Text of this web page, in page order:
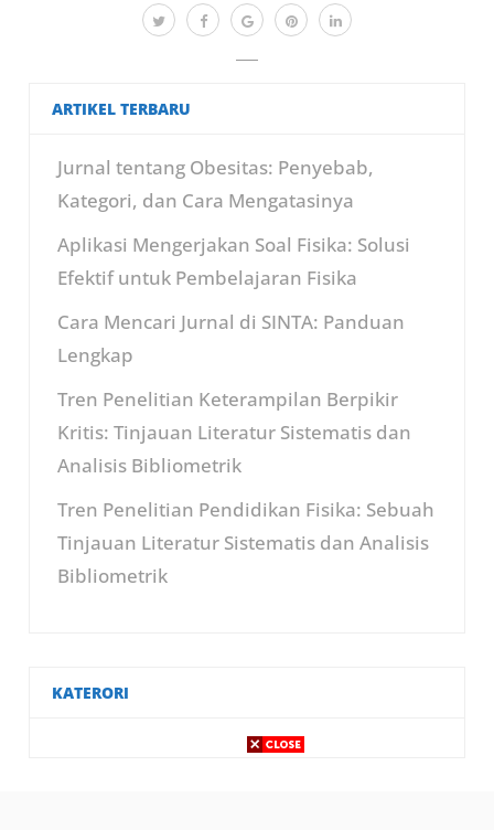
ARTIKEL TERBARU
Jurnal tentang Obesitas: Penyebab,
Kategori, dan Cara Mengatasinya
Aplikasi Mengerjakan Soal Fisika: Solusi
Efektif untuk Pembelajaran Fisika
Cara Mencari Jurnal di SINTA: Panduan
Lengkap
Tren Penelitian Keterampilan Berpikir
Kritis: Tinjauan Literatur Sistematis dan
Analisis Bibliometrik
Tren Penelitian Pendidikan Fisika: Sebuah
Tinjauan Literatur Sistematis dan Analisis
Bibliometrik
KATERORI